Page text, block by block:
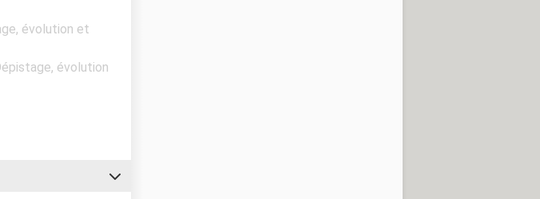
évolution et
évolution